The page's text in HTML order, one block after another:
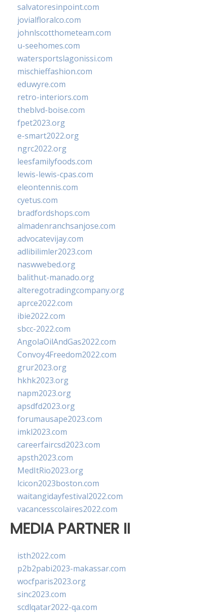
salvatoresinpoint.com
jovialfloralco.com
johnlscotthometeam.com
u-seehomes.com
watersportslagonissi.com
mischieffashion.com
eduwyre.com
retro-interiors.com
theblvd-boise.com
fpet2023.org
e-smart2022.org
ngrc2022.org
leesfamilyfoods.com
lewis-lewis-cpas.com
eleontennis.com
cyetus.com
bradfordshops.com
almadenranchsanjose.com
advocatevijay.com
adlibilimler2023.com
naswwebed.org
balithut-manado.org
alteregotradingcompany.org
aprce2022.com
ibie2022.com
sbcc-2022.com
AngolaOilAndGas2022.com
Convoy4Freedom2022.com
grur2023.org
hkhk2023.org
napm2023.org
apsdfd2023.org
forumausape2023.com
imkl2023.com
careerfaircsd2023.com
apsth2023.com
MedItRio2023.org
lcicon2023boston.com
waitangidayfestival2022.com
vacancesscolaires2022.com
MEDIA PARTNER II
isth2022.com
p2b2pabi2023-makassar.com
wocfparis2023.org
sinc2023.com
scdlqatar2022-qa.com